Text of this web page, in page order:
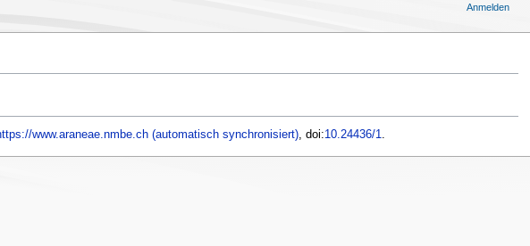
www.araneae.nmbe.ch (automatisch synchronisiert), doi:10.24436/1.
Anmelden